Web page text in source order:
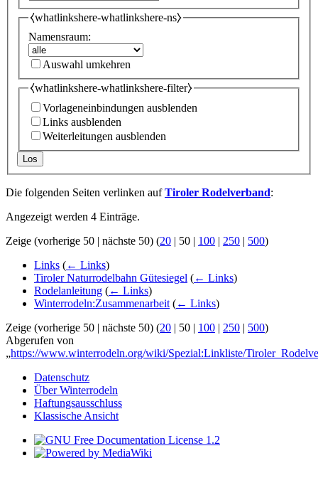
⧼whatlinkshere-whatlinkshere-ns⧽
Namensraum:
Auswahl umkehren
⧼whatlinkshere-whatlinkshere-filter⧽
Vorlageneinbindungen ausblenden
Links ausblenden
Weiterleitungen ausblenden
Los
Die folgenden Seiten verlinken aufTiroler Rodelverband:
Angezeigt werden 4 Einträge.
Zeige (vorherige 50 | nächste 50) (20 | 50 | 100 | 250 | 500)
Links (← Links)
Tiroler Naturrodelbahn Gütesiegel (← Links)
Rodelanleitung (← Links)
Winterrodeln:Zusammenarbeit (← Links)
Zeige (vorherige 50 | nächste 50) (20 | 50 | 100 | 250 | 500)
Abgerufen von
„https://www.winterrodeln.org/wiki/Spezial:Linkliste/
Datenschutz
Über Winterrodeln
Haftungsausschluss
Klassische Ansicht